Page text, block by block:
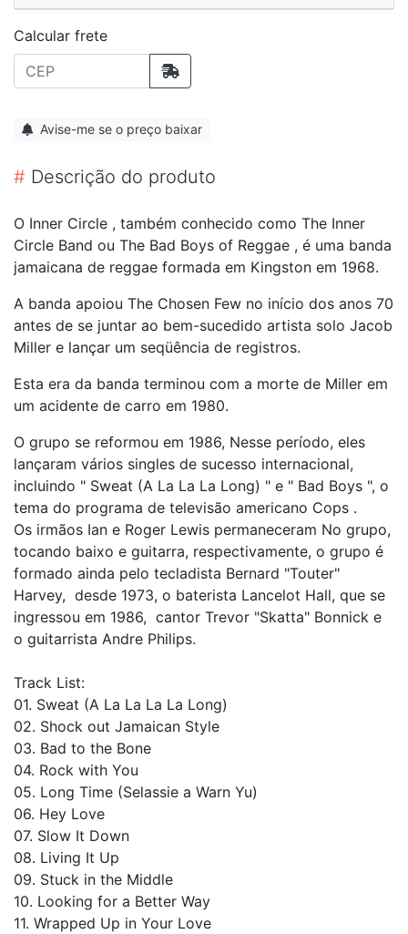
Calcular frete
Avise-me se o preço baixar
# Descrição do produto
O Inner Circle , também conhecido como The Inner
Circle Band ou The Bad Boys of Reggae , é uma banda
jamaicana de reggae formada em Kingston em 1968.
A banda apoiou The Chosen Few no início dos anos 70
antes de se juntar ao bem-sucedido artista solo Jacob
Miller e lançar um seqüência de registros.
Esta era da banda terminou com a morte de Miller em
um acidente de carro em 1980.
O grupo se reformou em 1986, Nesse período, eles
lançaram vários singles de sucesso internacional,
incluindo " Sweat (A La La La Long) " e " Bad Boys ", o
tema do programa de televisão americano Cops .
Os irmãos Ian e Roger Lewis permaneceram No grupo,
tocando baixo e guitarra, respectivamente, o grupo é
formado ainda pelo tecladista Bernard "Touter"
Harvey, desde 1973, o baterista Lancelot Hall, que se
ingressou em 1986, cantor Trevor "Skatta" Bonnick e
o guitarrista Andre Philips.
Track List:
01. Sweat (A La La La La Long)
02. Shock out Jamaican Style
03. Bad to the Bone
04. Rock with You
05. Long Time (Selassie a Warn Yu)
06. Hey Love
07. Slow It Down
08. Living It Up
09. Stuck in the Middle
10. Looking for a Better Way
11. Wrapped Up in Your Love